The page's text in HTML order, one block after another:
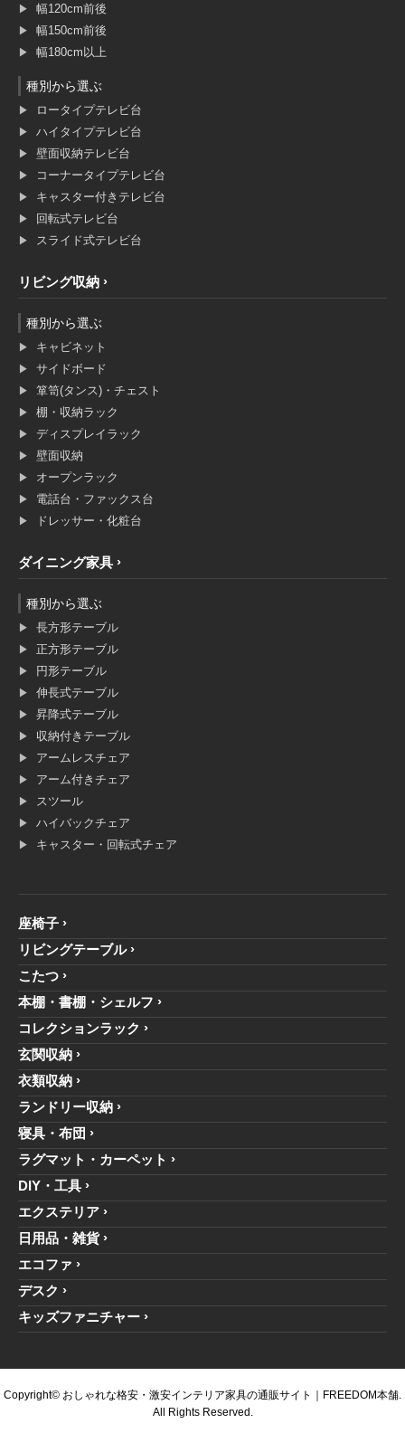
幅120cm前後
幅150cm前後
幅180cm以上
種別から選ぶ
ロータイプテレビ台
ハイタイプテレビ台
壁面収納テレビ台
コーナータイプテレビ台
キャスター付きテレビ台
回転式テレビ台
スライド式テレビ台
リビング収納
種別から選ぶ
キャビネット
サイドボード
箪笥(タンス)・チェスト
棚・収納ラック
ディスプレイラック
壁面収納
オープンラック
電話台・ファックス台
ドレッサー・化粧台
ダイニング家具
種別から選ぶ
長方形テーブル
正方形テーブル
円形テーブル
伸長式テーブル
昇降式テーブル
収納付きテーブル
アームレスチェア
アーム付きチェア
スツール
ハイバックチェア
キャスター・回転式チェア
座椅子
リビングテーブル
こたつ
本棚・書棚・シェルフ
コレクションラック
玄関収納
衣類収納
ランドリー収納
寝具・布団
ラグマット・カーペット
DIY・工具
エクステリア
日用品・雑貨
エコファ
デスク
キッズファニチャー
Copyright© おしゃれな格安・激安インテリア家具の通販サイト｜FREEDOM本舗.
All Rights Reserved.